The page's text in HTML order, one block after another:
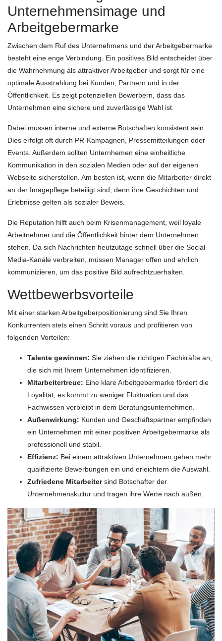
Unternehmensimage und
Arbeitgebermarke
Zwischen dem Ruf des Unternehmens und der Arbeitgebermarke
besteht eine enge Verbindung. Ein positives Bild entscheidet über
die Wahrnehmung als attraktiver Arbeitgeber und sorgt für eine
optimale Ausstrahlung bei Kunden, Partnern und in der
Öffentlichkeit. Es zeigt potenziellen Bewerbern, dass das
Unternehmen eine sichere und zuverlässige Wahl ist.
Dabei müssen interne und externe Botschaften konsistent sein.
Dies erfolgt oft durch PR-Kampagnen, Pressemitteilungen oder
Events. Außerdem sollten Unternhemen eine einheitliche
Kommunikation in den sozialen Medien oder auf der eigenen
Webseite sicherstellen. Am besten ist, wenn die Mitarbeiter direkt
an der Imagepflege beteiligt sind, denn ihre Geschichten und
Erlebnisse gelten als sozialer Beweis.
Die Reputation hilft auch beim Krisenmanagement, weil loyale
Arbeitnehmer und die Öffentlichkeit hinter dem Unternehmen
stehen. Da sich Nachrichten heutzutage schnell über die Social-
Media-Kanäle verbreiten, müssen Manager offen und ehrlich
kommunizieren, um das positive Bild aufrechtzuerhalten.
Wettbewerbsvorteile
Mit einer starken Arbeitgeberpositionierung sind Sie Ihren
Konkurrenten stets einen Schritt voraus und profitieren von
folgenden Vorteilen:
Talente gewinnen: Sie ziehen die richtigen Fachkräfte an,
die sich mit Ihrem Unternehmen identifizieren.
Mitarbeitertreue: Eine klare Arbeitgebermarke fördert die
Loyalität, es kommt zu weniger Fluktuation und das
Fachwissen verbleibt in dem Beratungsunternehmen.
Außenwirkung: Kunden und Geschäftspartner empfinden
ein Unternehmen mit einer positiven Arbeitgebermarke als
professionell und stabil.
Effizienz: Bei einem attraktiven Unternehmen gehen mehr
qualifizierte Bewerbungen ein und erleichtern die Auswahl.
Zufriedene Mitarbeitersind Botschafter der
Unternehmenskultur und tragen ihre Werte nach außen.